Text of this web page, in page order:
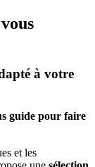
à votre
guide pour faire
et les